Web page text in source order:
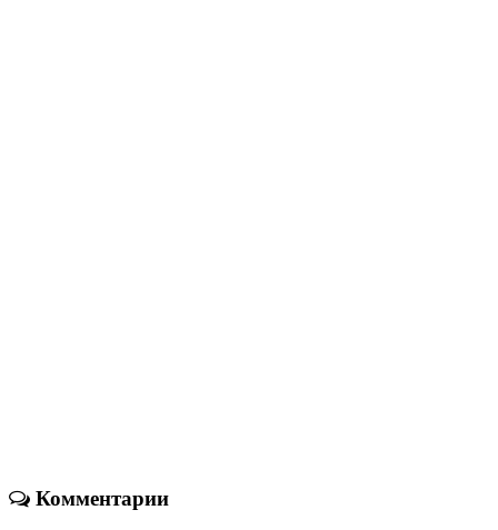
Комментарии